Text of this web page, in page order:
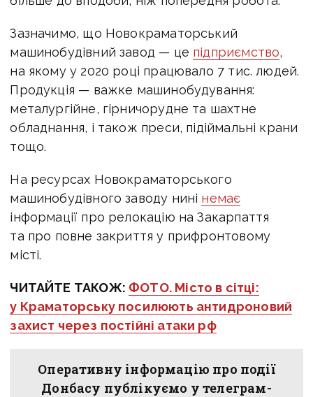
Зазначимо, що Новокраматорський
машинобудівний завод — це підприємство,
на якому у 2020 році працювало 7 тис. людей.
Продукція — важке машинобудування:
металургійне, гірничорудне та шахтне
обладнання, і також преси, підіймальні крани
тощо.
На ресурсах Новокраматорського
машинобудівного заводу нині немає
інформації про релокацію на Закарпаття
та про повне закриття у прифронтовому
місті.
ЧИТАЙТЕ ТАКОЖ: ФОТО. Місто в сітці:
у Краматорську посилюють антидроновий
захист через постійні атаки рф
Оперативну інформацію про події
Донбасу публікуємо у телеграм-